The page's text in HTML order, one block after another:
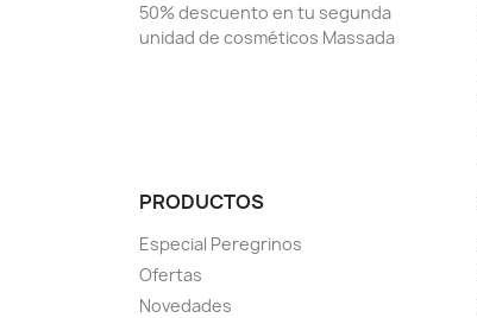
50% descuento en tu segunda
unidad de cosméticos Massada
PRODUCTOS
Especial Peregrinos
Ofertas
Novedades